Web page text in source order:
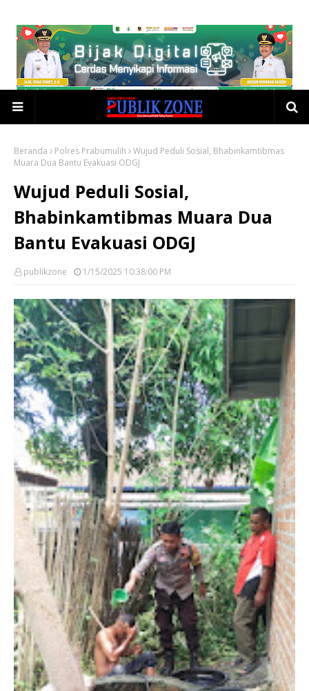
Beranda Polres Prabumulih
Wujud Peduli Sosial, Bhabinkamtibmas
Muara Dua Bantu Evakuasi ODGJ
Wujud Peduli Sosial,
Bhabinkamtibmas Muara Dua
Bantu Evakuasi ODGJ
publikzone 1/15/2025 10:38:00 PM